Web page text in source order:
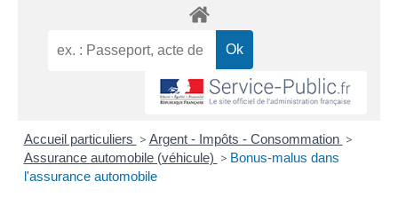
Accueil particuliers > Argent - Impôts - Consommation >
Assurance automobile (véhicule) > Bonus-malus dans
l'assurance automobile